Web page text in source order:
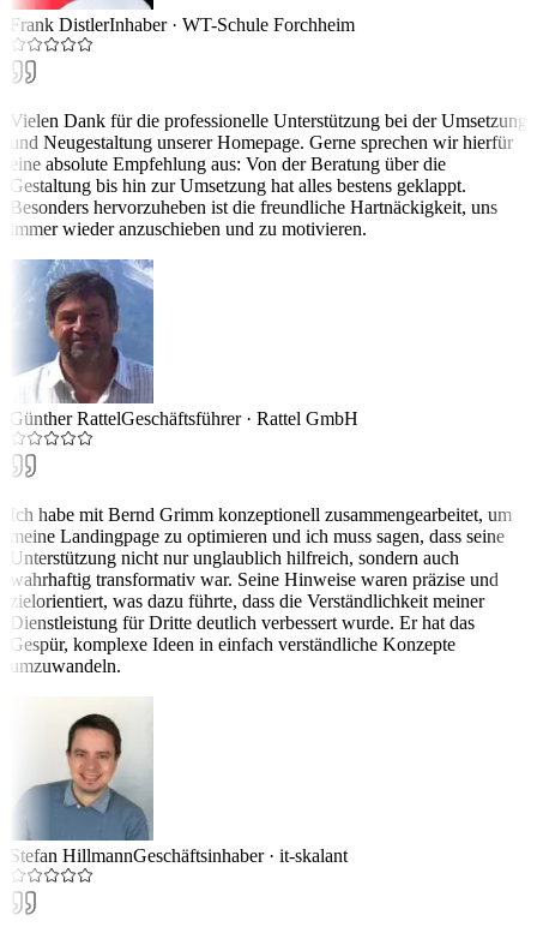
Frank DistlerInhaber· WT-Schule Forchheim
Vielen Dank für die professionelle Unterstützung bei der Umsetzung
und Neugestaltung unserer Homepage. Gerne sprechen wir hierfür
eine absolute Empfehlung aus: Von der Beratung über die
Gestaltung bis hin zur Umsetzung hat alles bestens geklappt.
Besonders hervorzuheben ist die freundliche Hartnäckigkeit, uns
immer wieder anzuschieben und zu motivieren.
Günther RattelGeschäftsführer· Rattel GmbH
Ich habe mit Bernd Grimm konzeptionell zusammengearbeitet, um
meine Landingpage zu optimieren und ich muss sagen, dass seine
Unterstützung nicht nur unglaublich hilfreich, sondern auch
wahrhaftig transformativ war. Seine Hinweise waren präzise und
zielorientiert, was dazu führte, dass die Verständlichkeit meiner
Dienstleistung für Dritte deutlich verbessert wurde. Er hat das
Gespür, komplexe Ideen in einfach verständliche Konzepte
umzuwandeln.
Stefan HillmannGeschäftsinhaber· it-skalant